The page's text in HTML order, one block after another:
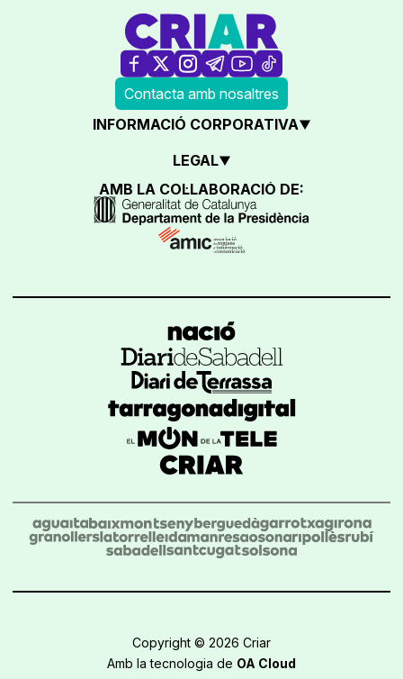
Contacta amb nosaltres
INFORMACIÓ CORPORATIVA
LEGAL
AMB LA COL·LABORACIÓ DE:
Copyright © 2026 Criar
Amb la tecnologia de OA Cloud